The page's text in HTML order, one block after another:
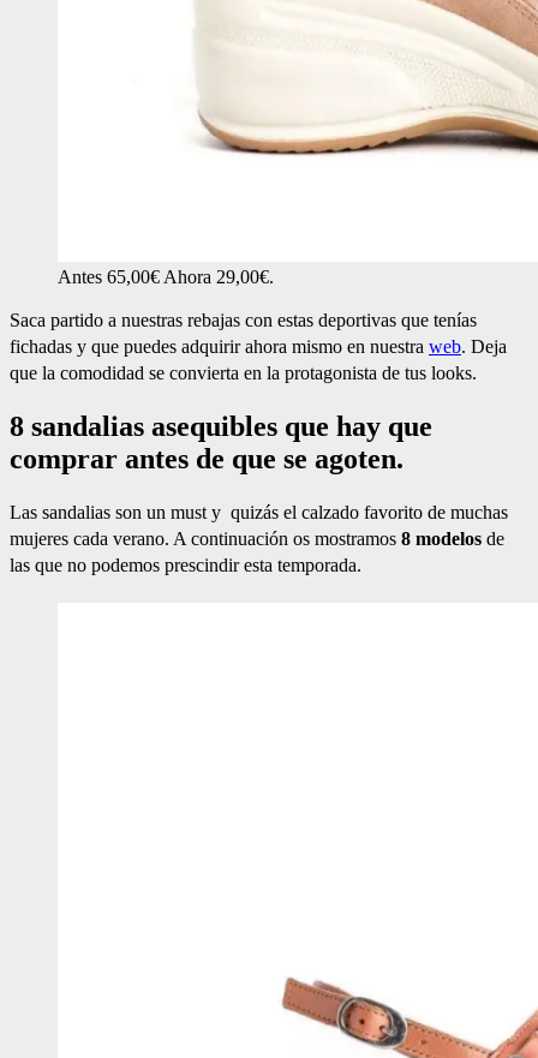
Antes 65,00€ Ahora 29,00€.
Saca partido a nuestras rebajas con estas deportivas que tenías
fichadas y que puedes adquirir ahora mismo en nuestra web. Deja
que la comodidad se convierta en la protagonista de tus looks.
8 sandalias asequibles que hay que
comprar antes de que se agoten.
Las sandalias son un must y quizás el calzado favorito de muchas
mujeres cada verano. A continuación os mostramos 8 modelos de
las que no podemos prescindir esta temporada.